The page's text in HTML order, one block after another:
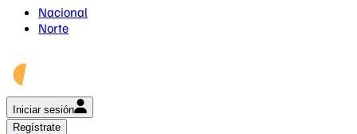
Nacional
Norte
Iniciar sesión
Regístrate